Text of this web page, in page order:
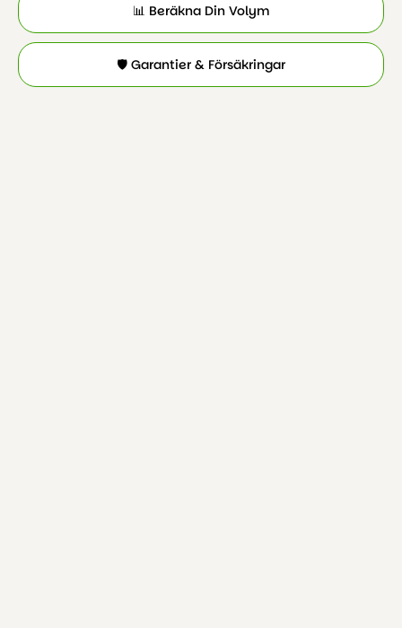
📊 Beräkna Din Volym
🛡️ Garantier & Försäkringar